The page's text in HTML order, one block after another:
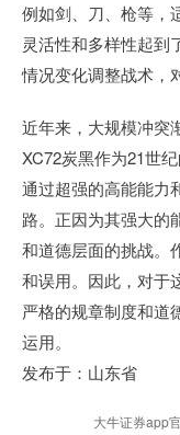
例如剑、刀、枪等，
灵活性和多样性起到
情况变化调整战术，
近年来，大规模冲突
XC72炭黑作为21世
通过超强的高能能力
路。正因为其强大的
和道德层面的挑战。
和误用。因此，对于
严格的规章制度和道
运用。
发布于：山东省
大牛证券app